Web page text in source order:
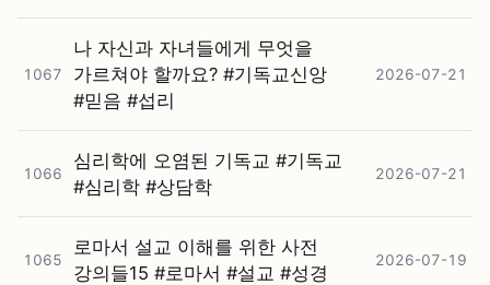
1067
나 자신과 자녀들에게 무엇을
가르쳐야 할까요? #⁠기독교신앙
#⁠믿음 #⁠섭리
2026-07-21
1066
심리학에 오염된 기독교 #⁠기독교
#⁠심리학 #⁠상담학
2026-07-21
1065
로마서 설교 이해를 위한 사전
강의들15 #⁠로마서 #⁠설교 #⁠성경
2026-07-19